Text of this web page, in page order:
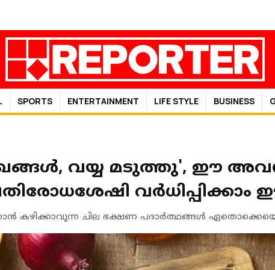
SPORTS ENTERTAINMENT LIFE STYLE BUSINESS
വയ്യ മടുത്തു', ഈ
വർധിപ്പിക്കാം
കഴിക്കാവുന്ന ചില ഭക്ഷണ പദാര്‍ത്ഥങ്ങള്‍